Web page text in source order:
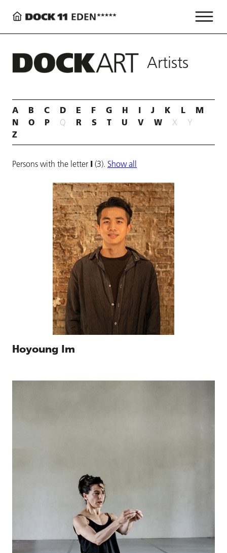
Artists
A B C D E F G H I J K L
M
N
O P Q R S T U V W X Y
Z
Persons with the letter I (3). Show all
Hoyoung Im